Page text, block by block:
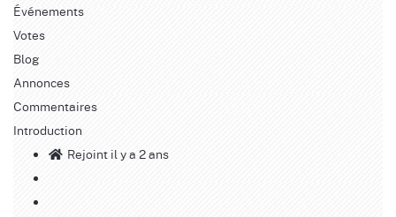
Événements
Votes
Blog
Annonces
Commentaires
Introduction
Rejoint il y a 2 ans